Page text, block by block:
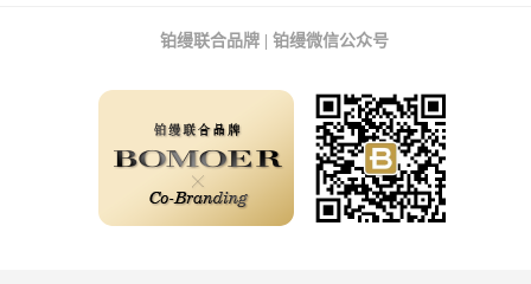
铂缦联合品牌 | 铂缦微信公众号